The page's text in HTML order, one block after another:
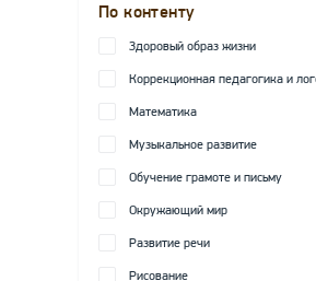
По контенту
Здоровый образ жизни
Коррекционная педагогика и
Математика
Музыкальное развитие
Обучение грамоте и письму
Окружающий мир
Развитие речи
Рисование